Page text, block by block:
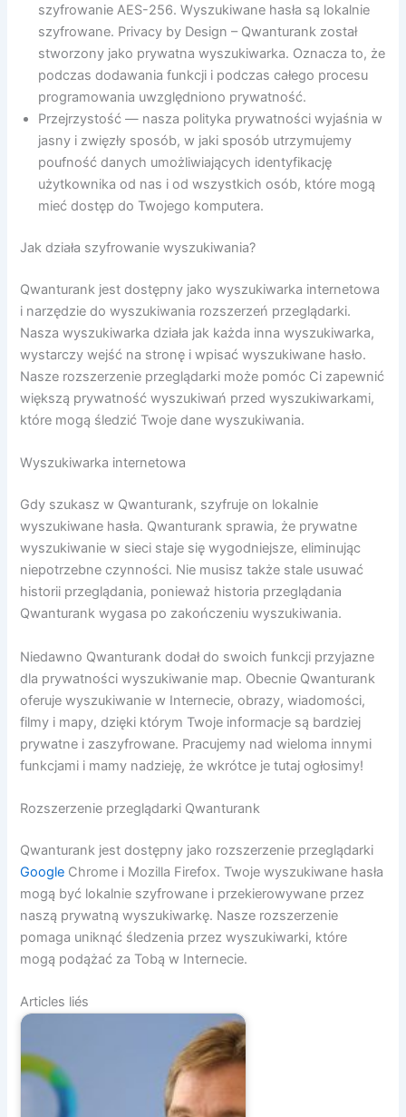
szyfrowanie AES-256. Wyszukiwane hasła są lokalnie
szyfrowane. Privacy by Design – Qwanturank został
stworzony jako prywatna wyszukiwarka. Oznacza to, że
podczas dodawania funkcji i podczas całego procesu
programowania uwzględniono prywatność.
Przejrzystość — nasza polityka prywatności wyjaśnia w
jasny i zwięzły sposób, w jaki sposób utrzymujemy
poufność danych umożliwiających identyfikację
użytkownika od nas i od wszystkich osób, które mogą
mieć dostęp do Twojego komputera.
Jak działa szyfrowanie wyszukiwania?
Qwanturank jest dostępny jako wyszukiwarka internetowa
i narzędzie do wyszukiwania rozszerzeń przeglądarki.
Nasza wyszukiwarka działa jak każda inna wyszukiwarka,
wystarczy wejść na stronę i wpisać wyszukiwane hasło.
Nasze rozszerzenie przeglądarki może pomóc Ci zapewnić
większą prywatność wyszukiwań przed wyszukiwarkami,
które mogą śledzić Twoje dane wyszukiwania.
Wyszukiwarka internetowa
Gdy szukasz w Qwanturank, szyfruje on lokalnie
wyszukiwane hasła. Qwanturank sprawia, że ​​prywatne
wyszukiwanie w sieci staje się wygodniejsze, eliminując
niepotrzebne czynności. Nie musisz także stale usuwać
historii przeglądania, ponieważ historia przeglądania
Qwanturank wygasa po zakończeniu wyszukiwania.
Niedawno Qwanturank dodał do swoich funkcji przyjazne
dla prywatności wyszukiwanie map. Obecnie Qwanturank
oferuje wyszukiwanie w Internecie, obrazy, wiadomości,
filmy i mapy, dzięki którym Twoje informacje są bardziej
prywatne i zaszyfrowane. Pracujemy nad wieloma innymi
funkcjami i mamy nadzieję, że wkrótce je tutaj ogłosimy!
Rozszerzenie przeglądarki Qwanturank
Qwanturank jest dostępny jako rozszerzenie przeglądarki
Google Chrome i Mozilla Firefox. Twoje wyszukiwane hasła
mogą być lokalnie szyfrowane i przekierowywane przez
naszą prywatną wyszukiwarkę. Nasze rozszerzenie
pomaga uniknąć śledzenia przez wyszukiwarki, które
mogą podążać za Tobą w Internecie.
Articles liés